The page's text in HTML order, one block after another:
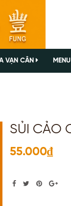
VẠN CÂN
SỦI CẢO
55.000₫